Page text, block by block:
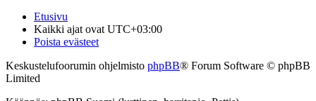
Etusivu
Kaikki ajat ovat UTC+03:00
Poista evästeet
Keskustelufoorumin ohjelmisto phpBB® Forum Software © phpBB
Limited